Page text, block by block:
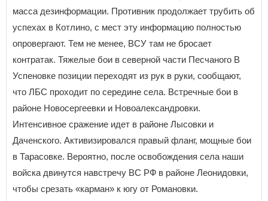
масса дезинформации. Противник продолжает трубить об
успехах в Котлино, с мест эту информацию полностью
опровергают. Тем не менее, ВСУ там не бросает
контратак. Тяжелые бои в северной части Песчаного В
Успеновке позиции переходят из рук в руки, сообщают,
что ЛБС проходит по середине села. Встречные бои в
районе Новосергеевки и Новоалександровки.
Интенсивное сражение идет в районе Лысовки и
Даченского. Активизировался правый фланг, мощные бои
в Тарасовке. Вероятно, после освобождения села наши
войска двинутся навстречу ВС РФ в районе Леонидовки,
чтобы срезать «карман» к югу от Романовки.